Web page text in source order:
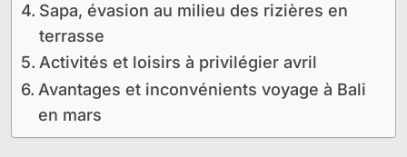
Sapa, évasion au milieu des rizières en
terrasse
Activités et loisirs à privilégier avril
Avantages et inconvénients voyage à Bali
en mars